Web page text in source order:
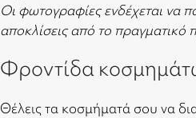
Οι φωτογραφίες ενδέχεται να
αποκλίσεις από το πραγματικό
Φροντίδα
Θέλεις τα κοσμήματά σου να